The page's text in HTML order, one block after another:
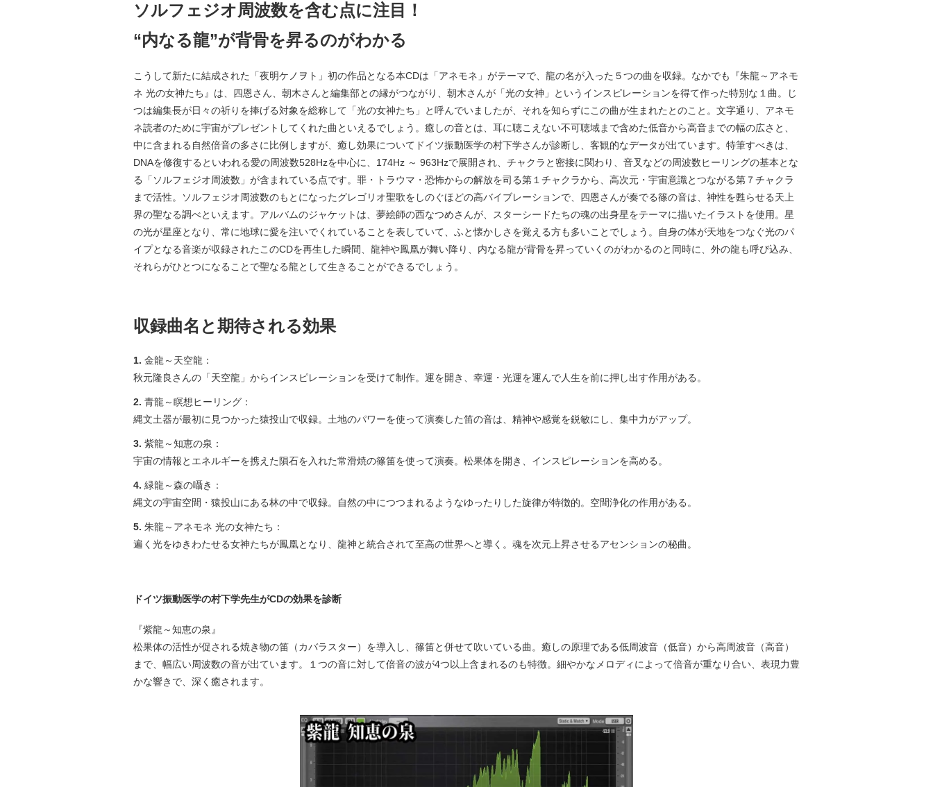
ソルフェジオ周波数を含む点に注目！
“内なる龍”が背骨を昇るのがわかる
こうして新たに結成された「夜明ケノヲト」初の作品となる本CDは「アネモネ」がテーマで、龍の名が入った５つの曲を収録。なかでも『朱龍～アネモ
ネ 光の女神たち』は、四恩さん、朝木さんと編集部との縁がつながり、朝木さんが「光の女神」というインスピレーションを得て作った特別な１曲。じ
つは編集長が日々の祈りを捧げる対象を総称して「光の女神たち」と呼んでいましたが、それを知らずにこの曲が生まれたとのこと。文字通り、アネモ
ネ読者のために宇宙がプレゼントしてくれた曲といえるでしょう。癒しの音とは、耳に聴こえない不可聴域まで含めた低音から高音までの幅の広さと、
中に含まれる自然倍音の多さに比例しますが、癒し効果についてドイツ振動医学の村下学さんが診断し、客観的なデータが出ています。特筆すべきは、
DNAを修復するといわれる愛の周波数528Hzを中心に、174Hz ～ 963Hzで展開され、チャクラと密接に関わり、音叉などの周波数ヒーリングの基本とな
る「ソルフェジオ周波数」が含まれている点です。罪・トラウマ・恐怖からの解放を司る第１チャクラから、高次元・宇宙意識とつながる第７チャクラ
まで活性。ソルフェジオ周波数のもとになったグレゴリオ聖歌をしのぐほどの高バイブレーションで、四恩さんが奏でる篠の音は、神性を甦らせる天上
界の聖なる調べといえます。アルバムのジャケットは、夢絵師の西なつめさんが、スターシードたちの魂の出身星をテーマに描いたイラストを使用。星
の光が星座となり、常に地球に愛を注いでくれていることを表していて、ふと懐かしさを覚える方も多いことでしょう。自身の体が天地をつなぐ光のパ
イプとなる音楽が収録されたこのCDを再生した瞬間、龍神や鳳凰が舞い降り、内なる龍が背骨を昇っていくのがわかるのと同時に、外の龍も呼び込み、
それらがひとつになることで聖なる龍として生きることができるでしょう。
収録曲名と期待される効果
1. 金龍～天空龍：
秋元隆良さんの「天空龍」からインスピレーションを受けて制作。運を開き、幸運・光運を運んで人生を前に押し出す作用がある。
2. 青龍～瞑想ヒーリング：
縄文土器が最初に見つかった猿投山で収録。土地のパワーを使って演奏した笛の音は、精神や感覚を鋭敏にし、集中力がアップ。
3. 紫龍～知恵の泉：
宇宙の情報とエネルギーを携えた隕石を入れた常滑焼の篠笛を使って演奏。松果体を開き、インスピレーションを高める。
4. 緑龍～森の囁き：
縄文の宇宙空間・猿投山にある林の中で収録。自然の中につつまれるようなゆったりした旋律が特徴的。空間浄化の作用がある。
5. 朱龍～アネモネ 光の女神たち：
遍く光をゆきわたせる女神たちが鳳凰となり、龍神と統合されて至高の世界へと導く。魂を次元上昇させるアセンションの秘曲。
ドイツ振動医学の村下学先生がCDの効果を診断
『紫龍～知恵の泉』
松果体の活性が促される焼き物の笛（カバラスター）を導入し、篠笛と併せて吹いている曲。癒しの原理である低周波音（低音）から高周波音（高音）
まで、幅広い周波数の音が出ています。１つの音に対して倍音の波が4つ以上含まれるのも特徴。細やかなメロディによって倍音が重なり合い、表現力豊
かな響きで、深く癒されます。